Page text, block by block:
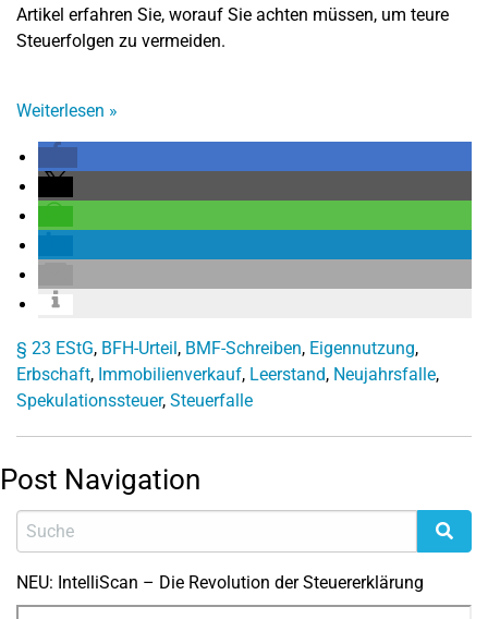
Artikel erfahren Sie, worauf Sie achten müssen, um teure
Steuerfolgen zu vermeiden.
Weiterlesen »
§ 23 EStG, BFH-Urteil, BMF-Schreiben, Eigennutzung,
Erbschaft, Immobilienverkauf, Leerstand, Neujahrsfalle,
Spekulationssteuer, Steuerfalle
Post Navigation
NEU: IntelliScan – Die Revolution der Steuererklärung